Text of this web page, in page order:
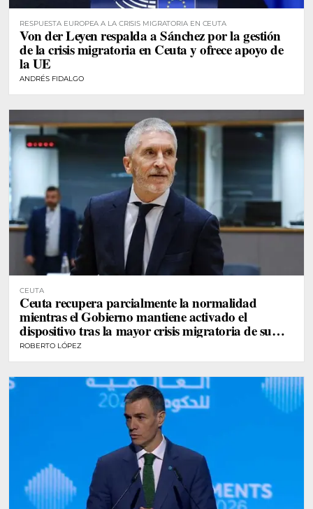
RESPUESTA EUROPEA A LA CRISIS MIGRATORIA EN CEUTA
Von der Leyen respalda a Sánchez por la gestión
de la crisis migratoria en Ceuta y ofrece apoyo de
la UE
ANDRÉS FIDALGO
CEUTA
Ceuta recupera parcialmente la normalidad
mientras el Gobierno mantiene activado el
dispositivo tras la mayor crisis migratoria de su
historia
ROBERTO LÓPEZ